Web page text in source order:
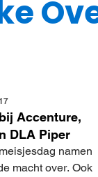
Accenture,
DLA Piper
namen
macht over. Ook